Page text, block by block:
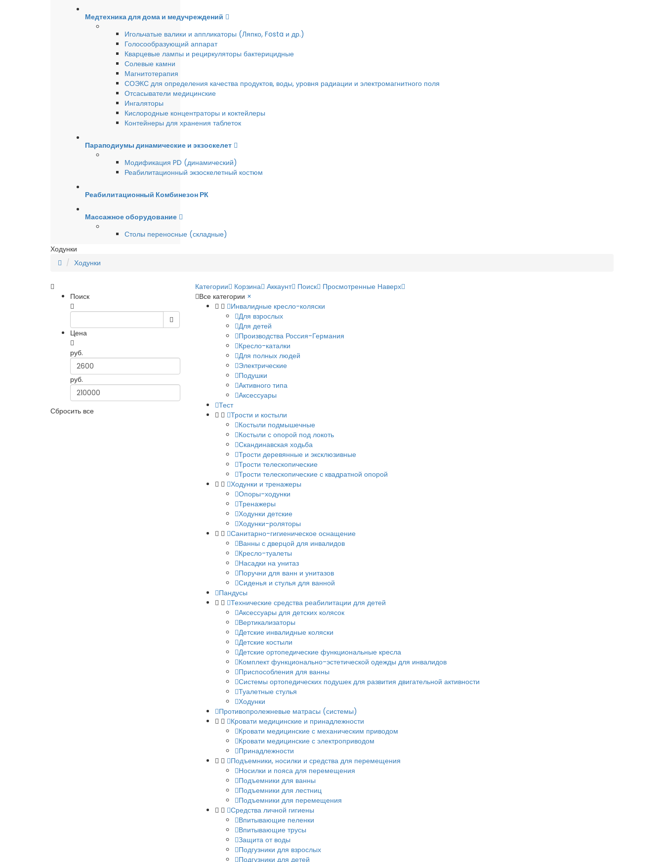
Медтехника для дома и медучреждений
Игольчатые валики и аппликаторы (Ляпко, Fosta и др.)
Голосообразующий аппарат
Кварцевые лампы и рециркуляторы бактерицидные
Солевые камни
Магнитотерапия
СОЭКС для определения качества продуктов, воды, уровня радиации и электромагнитного поля
Отсасыватели медицинские
Ингаляторы
Кислородные концентраторы и коктейлеры
Контейнеры для хранения таблеток
Параподиумы динамические и экзоскелет
Модификация PD (динамический)
Реабилитационный экзоскелетный костюм
Реабилитационный Комбинезон РК
Массажное оборудование
Столы переносные (складные)
Ходунки
Ходунки
Поиск
Цена
руб.
руб.
Сбросить все
Категории Корзина Аккаунт Поиск Просмотренные Наверх
Все категории ×
Инвалидные кресло-коляски
Для взрослых
Для детей
Производства Россия-Германия
Кресло-каталки
Для полных людей
Электрические
Подушки
Активного типа
Аксессуары
Тест
Трости и костыли
Костыли подмышечные
Костыли с опорой под локоть
Скандинавская ходьба
Трости деревянные и эксклюзивные
Трости телескопические
Трости телескопические с квадратной опорой
Ходунки и тренажеры
Опоры-ходунки
Тренажеры
Ходунки детские
Ходунки-роляторы
Санитарно-гигиеническое оснащение
Ванны с дверцой для инвалидов
Кресло-туалеты
Насадки на унитаз
Поручни для ванн и унитазов
Сиденья и стулья для ванной
Пандусы
Технические средства реабилитации для детей
Аксессуары для детских колясок
Вертикализаторы
Детские инвалидные коляски
Детские костыли
Детские ортопедические функциональные кресла
Комплект функционально-эстетической одежды для инвалидов
Приспособления для ванны
Системы ортопедических подушек для развития двигательной активности
Туалетные стулья
Ходунки
Противопролежневые матрасы (системы)
Кровати медицинские и принадлежности
Кровати медицинские с механическим приводом
Кровати медицинские с электроприводом
Принадлежности
Подъемники, носилки и средства для перемещения
Носилки и пояса для перемещения
Подъемники для ванны
Подъемники для лестниц
Подъемники для перемещения
Средства личной гигиены
Впитывающие пеленки
Впитывающие трусы
Защита от воды
Подгузники для взрослых
Подгузники для детей